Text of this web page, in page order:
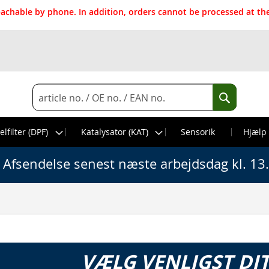
by phone. In addition, orders cannot be processed at
Search
Search
(DPF)
Katalysator (KAT) Sensorik Hjælp
Afsendelse senest næste arbejdsdag kl.
VÆLG VENLIGST